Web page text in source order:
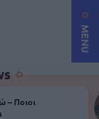
MENU
– Ποιοι